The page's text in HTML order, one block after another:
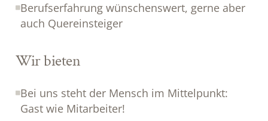
Berufserfahrung wünschenswert, gerne aber
auch Quereinsteiger
Wir bieten
Bei uns steht der Mensch im Mittelpunkt:
Gast wie Mitarbeiter!